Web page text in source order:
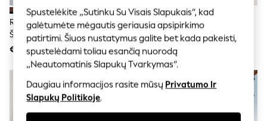
Underwear
Socks & Tights
Multipacks
All Girls Sports & Swimwear
Trainers & Pumps
Tops
Leggings
Shorts
Ruda - „Havaianas Square“
Šlepetės
€40
Natūrali - „Forever Comfort®“
Austi Vidpadžiai Sandalai
€44
Spustelėkite „Sutinku Su Visais Slapukais“, kad
galėtumėte mėgautis geriausia apsipirkimo
patirtimi. Šiuos nustatymus galite bet kada pakeisti,
spustelėdami toliau esančią nuorodą
„Neautomatinis Slapukų Tvarkymas“.
Daugiau informacijos rasite mūsų Privatumo Ir
Slapukų Politikoje.